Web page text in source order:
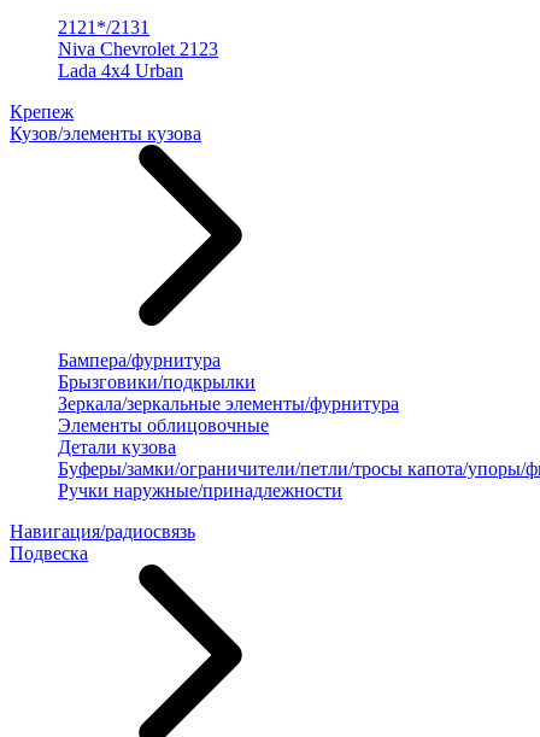
2121*/2131
Niva Chevrolet 2123
Lada 4x4 Urban
Крепеж
Кузов/элементы кузова
Бампера/фурнитура
Брызговики/подкрылки
Зеркала/зеркальные элементы/фурнитура
Элементы облицовочные
Детали кузова
Буферы/замки/ограничители/петли/тросы капота/упоры/
Ручки наружные/принадлежности
Навигация/радиосвязь
Подвеска